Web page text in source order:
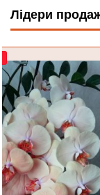
Лідери